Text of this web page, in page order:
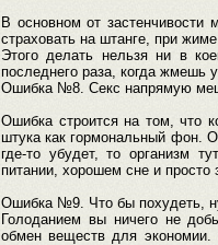
В основном от застенчивости
страховать на штанге, при
Этого делать нельзя ни в
последнего раза, когда жмешь
Ошибка №8. Секс напрямую
Ошибка строится на том, что
штука как гормональный фон.
где-то убудет, то организм
питании, хорошем сне и просто
Ошибка №9. Что бы похудеть,
Голоданием вы ничего не
обмен веществ для